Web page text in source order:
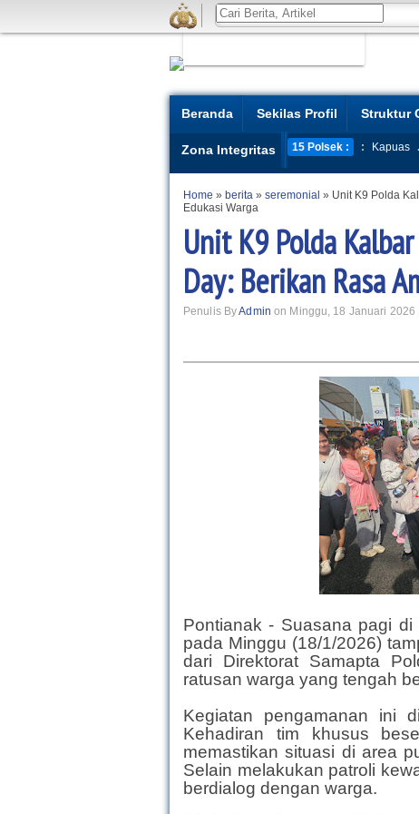
Beranda Sekilas Profil Struktur
Zona Integritas 15 Polsek : : Kapuas .
Home » berita » seremonial » Unit K9 Polda
Edukasi Warga
Unit K9 Polda
Day: Berikan Rasa
Penulis ByAdmin on Minggu, 18 Januari 2026 |
Pontianak - Suasana pagi
pada Minggu (18/1/2026)
dari Direktorat Samapta
ratusan warga yang tengah
Kegiatan pengamanan ini
Kehadiran tim khusus
memastikan situasi di area
Selain melakukan patroli
berdialog dengan warga.